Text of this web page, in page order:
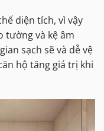
diện tích, vì vậy
tường và kệ âm
sạch sẽ và dễ vệ
hộ tăng giá trị khi